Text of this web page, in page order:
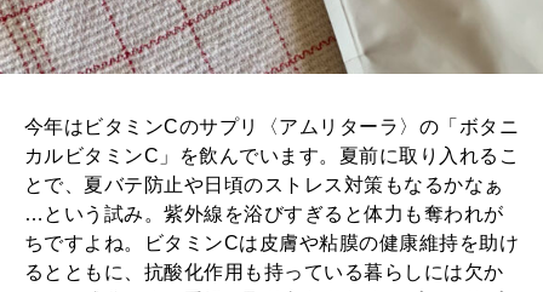
今年はビタミンCのサプリ〈アムリターラ〉の「ボタニ
カルビタミンC」を飲んでいます。夏前に取り入れるこ
とで、夏バテ防止や日頃のストレス対策もなるかなぁ
…という試み。紫外線を浴びすぎると体力も奪われが
ちですよね。ビタミンCは皮膚や粘膜の健康維持を助け
るとともに、抗酸化作用も持っている暮らしには欠か